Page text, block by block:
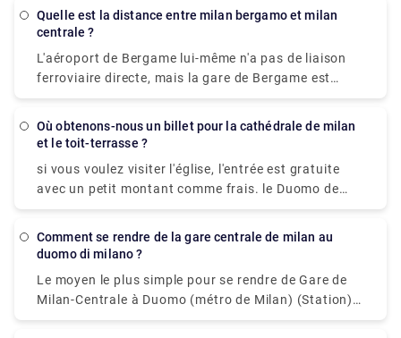
Quelle est la distance entre milan bergamo et milan
centrale ?
L'aéroport de Bergame lui-même n'a pas de liaison
ferroviaire directe, mais la gare de Bergame est
facilement accessible et ne prend que 10 à 15
Terravision soient l'un des moyens les moins chers
(gare centrale de Milan - Piazza Luigi Savoia). Il faut
compter environ 49 min, et se trouve à 54,3 km, via
toutes les 20 à 30 minutes. Le prix d'un billet aller
simple est de 5 € (5,70 US$) ou de 9 € (10,30 US$) si
vous achetez le billet aller-retour. Les bus
Terravision circulent de 4h00 à 1h00 et partent
Où obtenons-nous un billet pour la cathédrale de milan
et le toit-terrasse ?
si vous voulez visiter l'église, l'entrée est gratuite
avec un petit montant comme frais. le Duomo de
Milan uniquement pour prier ou assister à une
acheter un billet d'entrée, et pour visiter à la fois la
requis. Vous pouvez également acheter des billets
séparés sur le toit du Duomo qui n'auront pas accès
Comment se rendre de la gare centrale de milan au
duomo di milano ?
Le moyen le plus simple pour se rendre de Gare de
Milan-Centrale à Duomo (métro de Milan) (Station)
sans voiture est de ligne 3 métro, ce qui dure 11 min